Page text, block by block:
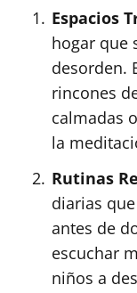
Espacios
hogar que
desorden.
rincones
calmadas
la
Rutinas
diarias
antes de
escuchar
niños a